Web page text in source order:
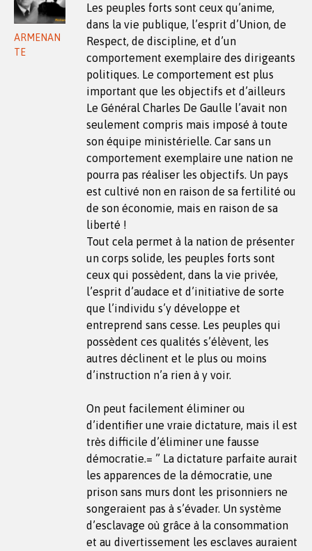
ARMENAN
TE
Les peuples forts sont ceux qu’anime,
dans la vie publique, l’esprit d’Union, de
Respect, de discipline, et d’un
comportement exemplaire des dirigeants
politiques. Le comportement est plus
important que les objectifs et d’ailleurs
Le Général Charles De Gaulle l’avait non
seulement compris mais imposé à toute
son équipe ministérielle. Car sans un
comportement exemplaire une nation ne
pourra pas réaliser les objectifs. Un pays
est cultivé non en raison de sa fertilité ou
de son économie, mais en raison de sa
liberté !
Tout cela permet à la nation de présenter
un corps solide, les peuples forts sont
ceux qui possèdent, dans la vie privée,
l’esprit d’audace et d’initiative de sorte
que l’individu s’y développe et
entreprend sans cesse. Les peuples qui
possèdent ces qualités s’élèvent, les
autres déclinent et le plus ou moins
d’instruction n’a rien à y voir.
On peut facilement éliminer ou
d’identifier une vraie dictature, mais il est
très difficile d’éliminer une fausse
démocratie.= ” La dictature parfaite aurait
les apparences de la démocratie, une
prison sans murs dont les prisonniers ne
songeraient pas à s’évader. Un système
d’esclavage où grâce à la consommation
et au divertissement les esclaves auraient